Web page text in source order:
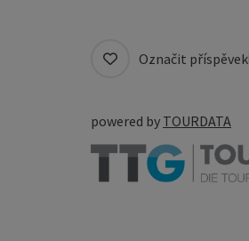
Označit příspěvek
powered by TOURDATA